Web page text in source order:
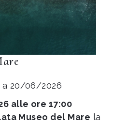
20/06/2026
alle ore 17:00
Museo del Mare la